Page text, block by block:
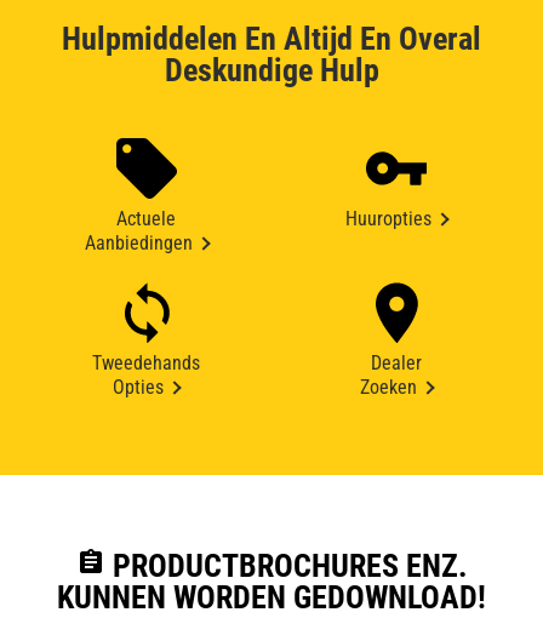
Hulpmiddelen En Altijd En Overal
Deskundige Hulp
Actuele
Aanbiedingen
Huuropties
Tweedehands
Opties
Dealer
Zoeken
assignment PRODUCTBROCHURES ENZ.
KUNNEN WORDEN GEDOWNLOAD!